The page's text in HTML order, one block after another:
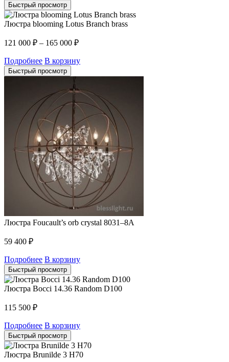
Быстрый просмотр
Люстра blooming Lotus Branch brass
121 000 ₽ – 165 000 ₽
Подробнее В корзину
Быстрый просмотр
Люстра Foucault’s orb crystal 8031–8A
59 400 ₽
Подробнее В корзину
Быстрый просмотр
Люстра Bocci 14.36 Random D100
115 500 ₽
Подробнее В корзину
Быстрый просмотр
Люстра Brunilde 3 H70